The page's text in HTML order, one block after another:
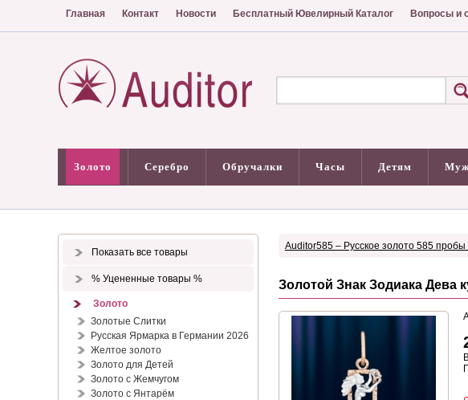
Главная Контакт Новости Бесплатный Ювелирный Каталог Вопросы и
Золото Серебро Обручалки Часы Детям
Показать все товары
% Уцененные товары %
Золото
Золотые Слитки
Русская Ярмарка в Германии 2026
Желтое золото
Золото для Детей
Золото с Жемчугом
Золото с Янтарём
Auditor585 – Русское золото 585
Золотой Знак Зодиака Дева